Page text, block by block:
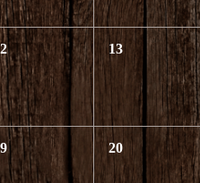
13
20